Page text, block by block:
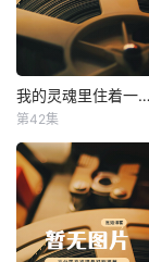
我的灵魂里住着一条龙 我的灵魂里住着一条龙
第42集